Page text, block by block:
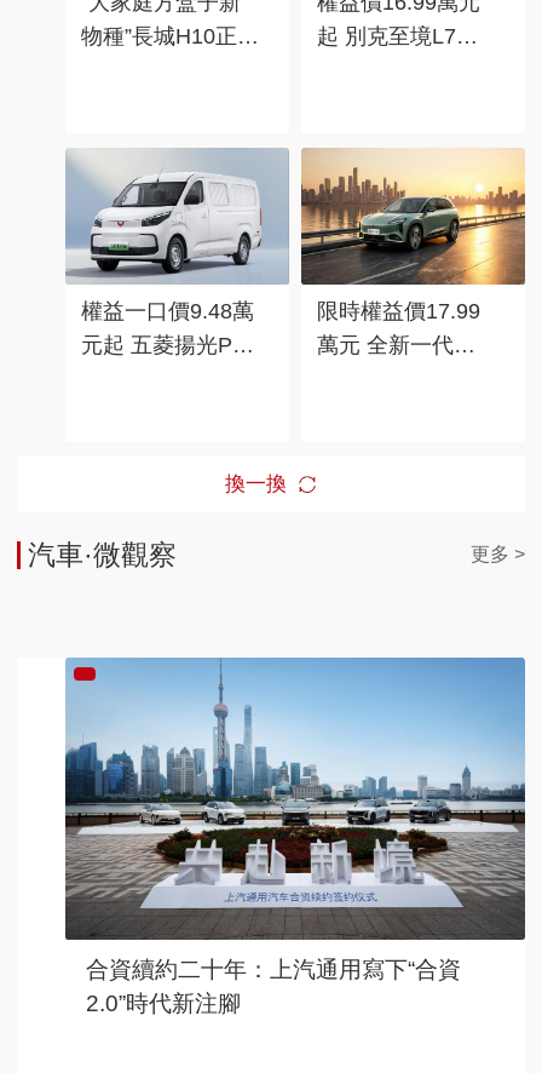
物種”長城H10正式
起 別克至境L7純
權益一口價9.48萬
元起 五菱揚光Pro
限時權益價17.99
萬元 全新一代天
換一換
汽車·微觀察 更多 >
合資續約二十年：上汽通用寫下“合資
2.0”時代新注腳